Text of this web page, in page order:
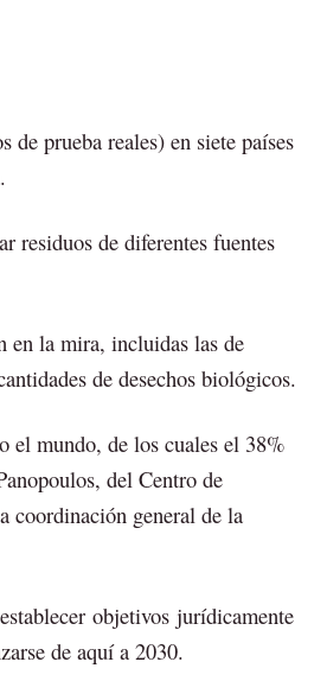
prueba reales) en siete países
residuos de diferentes fuentes
en la mira, incluidas las de
de desechos biológicos.
el mundo, de los cuales el 38%
del Centro de
coordinación general de la
objetivos jurídicamente
de aquí a 2030.